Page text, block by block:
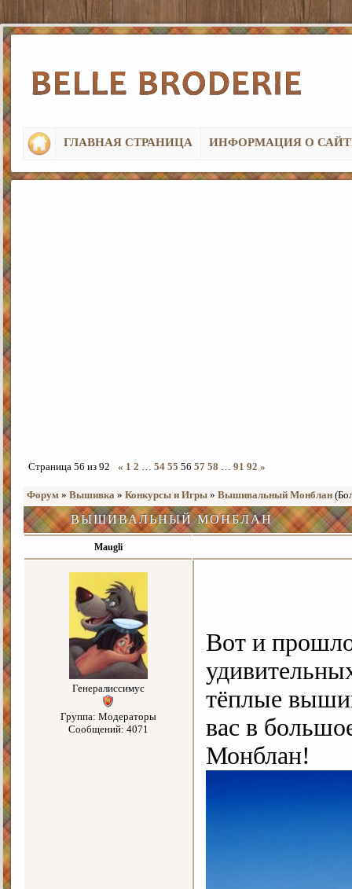
ГЛАВНАЯ СТРАНИЦА ИНФОРМАЦИЯ О
Страница 56 из 92 « 1 2 … 54 55 56 57 58 … 91 92 »
Форум » Вышивка » Конкурсы и Игры » Вышивальный Монблан
ВЫШИВАЛЬНЫЙ МОНБЛАН
Maugli
Генералиссимус
Группа: Модераторы
Сообщений: 4071
Вот и
тёплые
вас в
Монблан!